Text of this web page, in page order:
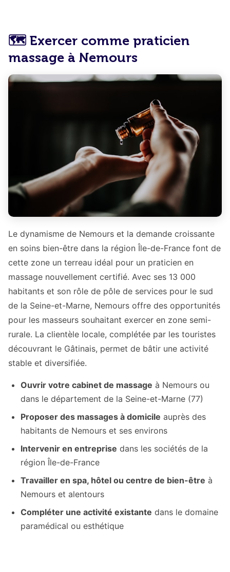
🗺️ Exercer comme praticien
massage à Nemours
Le dynamisme de Nemours et la demande croissante
en soins bien-être dans la région Île-de-France font de
cette zone un terreau idéal pour un praticien en
massage nouvellement certifié. Avec ses 13 000
habitants et son rôle de pôle de services pour le sud
de la Seine-et-Marne, Nemours offre des opportunités
pour les masseurs souhaitant exercer en zone semi-
rurale. La clientèle locale, complétée par les touristes
découvrant le Gâtinais, permet de bâtir une activité
stable et diversifiée.
Ouvrir votre cabinet de massage à Nemours ou
dans le département de la Seine-et-Marne (77)
Proposer des massages à domicile auprès des
habitants de Nemours et ses environs
Intervenir en entreprise dans les sociétés de la
région Île-de-France
Travailler en spa, hôtel ou centre de bien-être à
Nemours et alentours
Compléter une activité existante dans le domaine
paramédical ou esthétique